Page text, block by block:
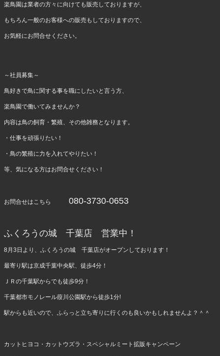
楽鳥園は業者の方々に向けても販売しておりますが、
もちろん一般のお客様への販売もしておりますので、
お気軽にお問合せください。
～社員募集～
鳥好きで鳥に関する事を職にしたいと言う方、
楽鳥園で働いてみませんか？
内容は鳥の飼育・繁殖、その他雑務となります。
・仕事を頑張りたい！
・鳥の繁殖に力を入れてやりたい！
等、気になる方はお問合せください！
お問合せはこちら080-3730-0653
ふくろうの城 千葉店 営業中！
8月3日より、ふくろうの城 千葉店がオープンしております！
最寄り駅は京成千葉中央駅、徒歩4分！
ＪＲの千葉駅からでも徒歩9分！
千葉都市モノレール葭川公園駅から徒歩1分!
駅からも近いので、ふらっと立ち寄りに行くのも良いかもしれませんよ？＾＾
カットヒヨコ・カットウズラ・スペシャルミート拡販キャンペーン